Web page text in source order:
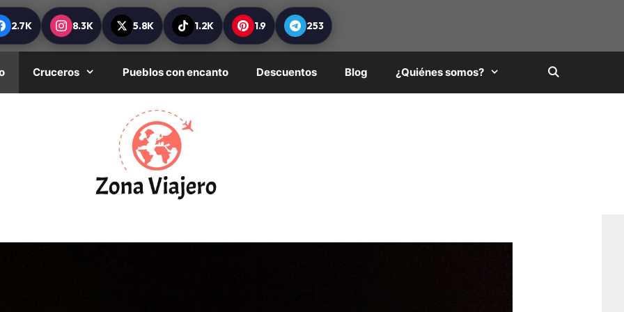
2.7K 8.3K 5.8K 1.2K 1.9 253
Cruceros Pueblos con encanto Descuentos Blog ¿Quiénes somos?